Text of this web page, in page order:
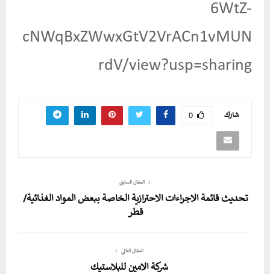
6WtZ-
cNWqBxZWwxGtV2VrACn1vMUN
rdV/view?usp=sharing
شارك 0
المقال السابق
تحديث قائمة الاجراءات الاحترازية الخاصة ببعض المواد الغذائية/
قطر
المقال التالي
شركة الامين للبلاستيك